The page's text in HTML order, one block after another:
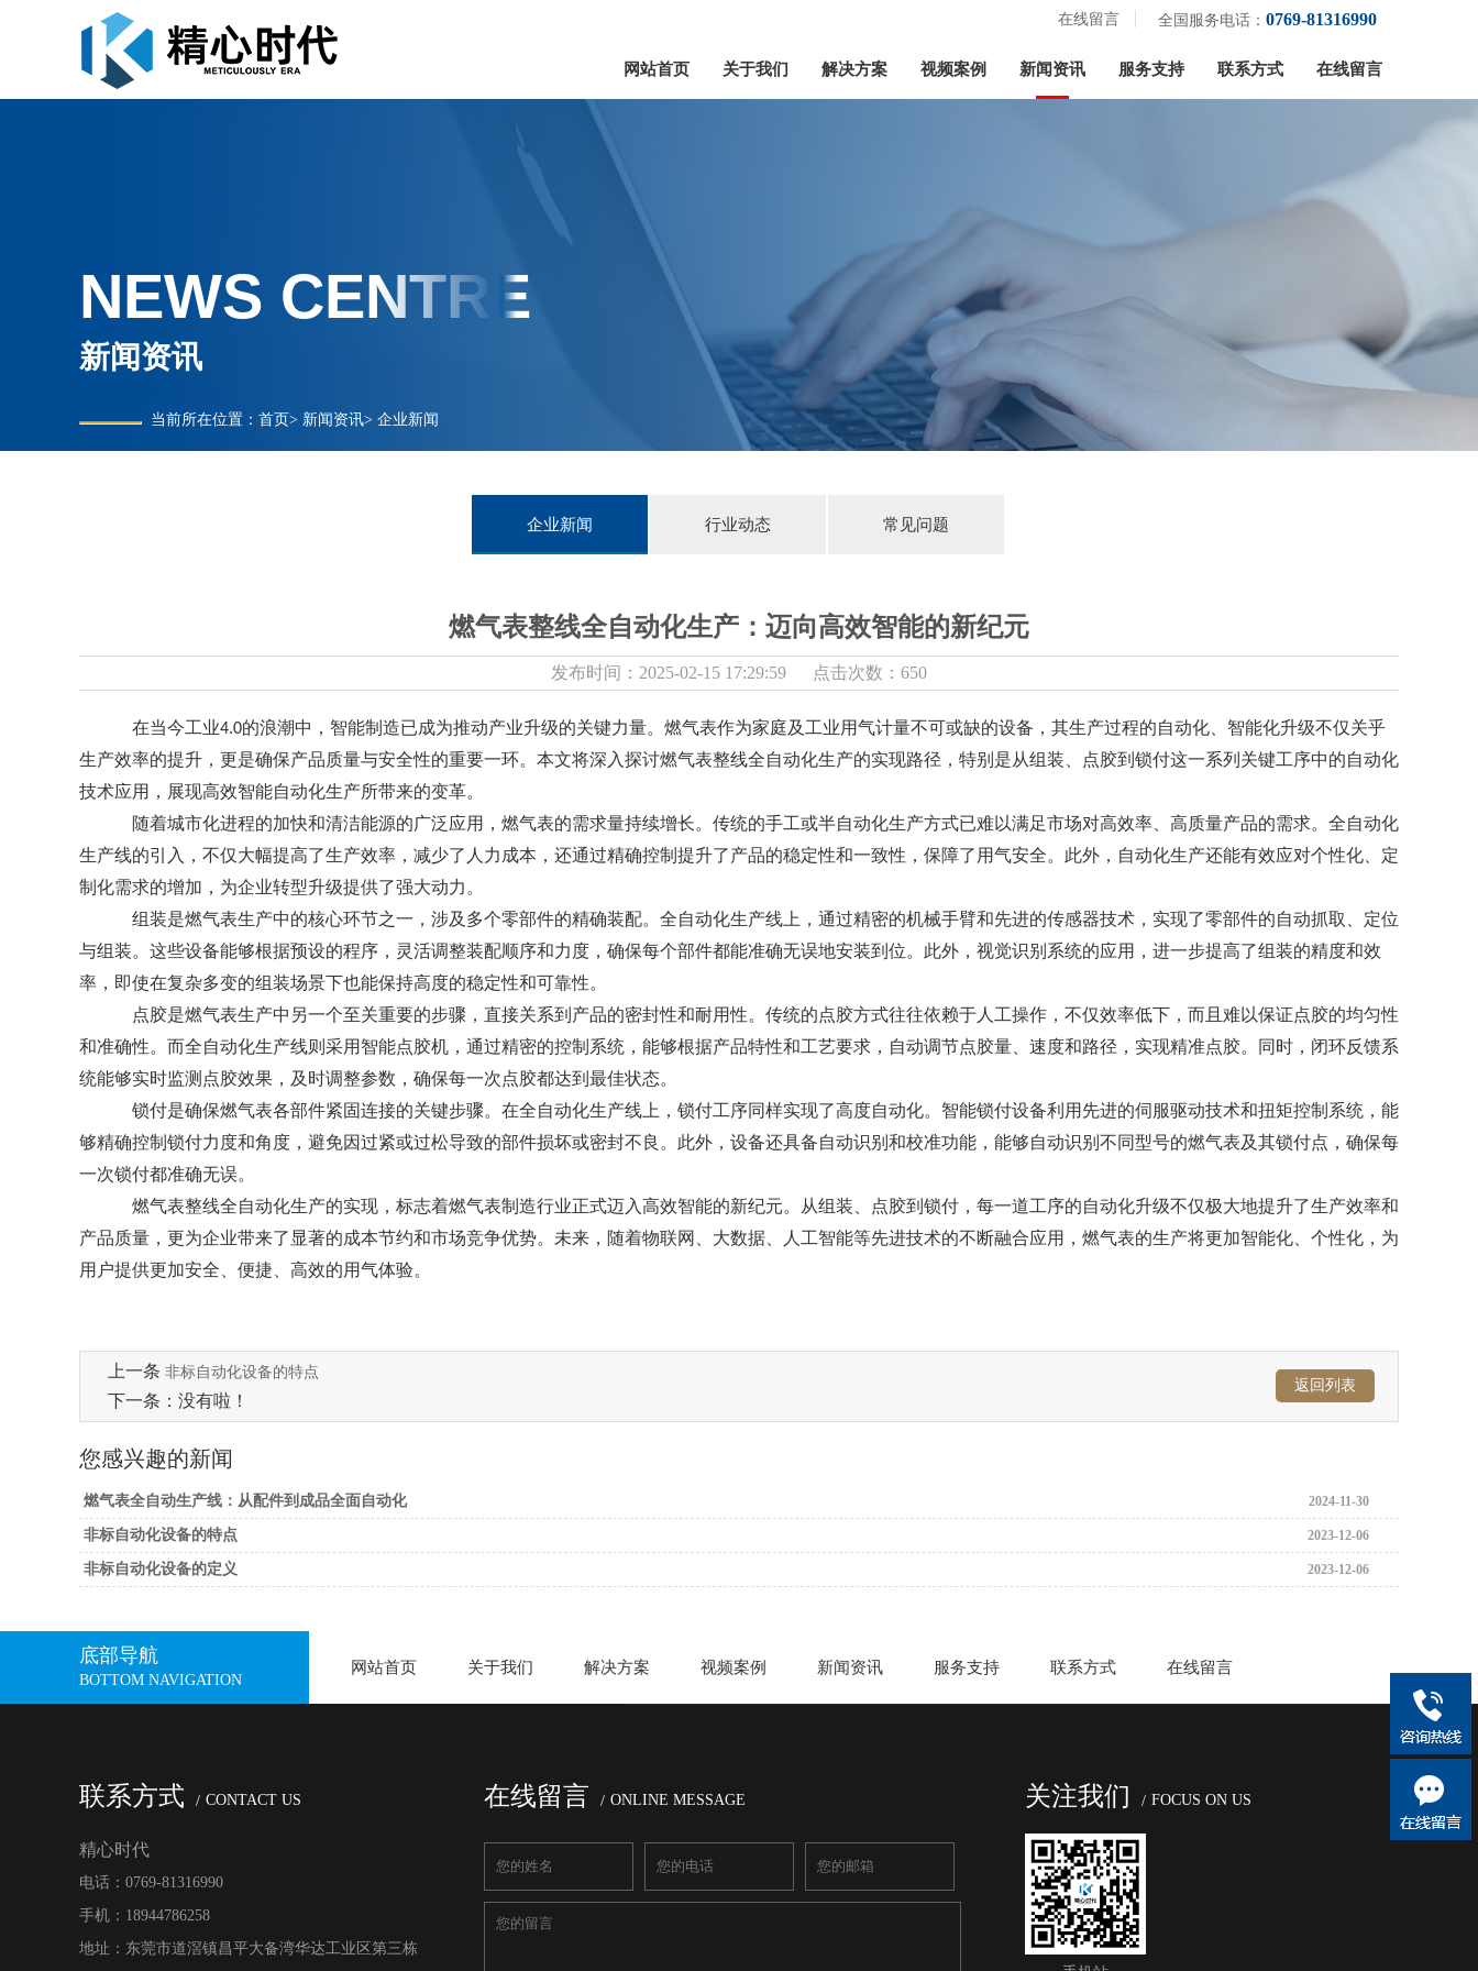
在线留言 全国服务电话： 0769-81316990
网站首页 关于我们 解决方案 视频案例 新闻资讯 服务支持 联系方式 在线留言
NEWS CENTRE
新闻资讯
当前所在位置： 首页> 新闻资讯> 企业新闻
企业新闻 行业动态 常见问题
燃气表整线全自动化生产：迈向高效智能的新纪元
发布时间：2025-02-15 17:29:59 点击次数：650
在当今工业4.0的浪潮中，智能制造已成为推动产业升级的关键力量。燃气表作为家庭及工业用气计量不可或缺的设备，其生产过程的自动化、智能化升级不仅关乎
生产效率的提升，更是确保产品质量与安全性的重要一环。本文将深入探讨燃气表整线全自动化生产的实现路径，特别是从组装、点胶到锁付这一系列关键工序中的自动化
技术应用，展现高效智能自动化生产所带来的变革。
随着城市化进程的加快和清洁能源的广泛应用，燃气表的需求量持续增长。传统的手工或半自动化生产方式已难以满足市场对高效率、高质量产品的需求。全自动化
生产线的引入，不仅大幅提高了生产效率，减少了人力成本，还通过精确控制提升了产品的稳定性和一致性，保障了用气安全。此外，自动化生产还能有效应对个性化、定
制化需求的增加，为企业转型升级提供了强大动力。
组装是燃气表生产中的核心环节之一，涉及多个零部件的精确装配。全自动化生产线上，通过精密的机械手臂和先进的传感器技术，实现了零部件的自动抓取、定位
与组装。这些设备能够根据预设的程序，灵活调整装配顺序和力度，确保每个部件都能准确无误地安装到位。此外，视觉识别系统的应用，进一步提高了组装的精度和效
率，即使在复杂多变的组装场景下也能保持高度的稳定性和可靠性。
点胶是燃气表生产中另一个至关重要的步骤，直接关系到产品的密封性和耐用性。传统的点胶方式往往依赖于人工操作，不仅效率低下，而且难以保证点胶的均匀性
和准确性。而全自动化生产线则采用智能点胶机，通过精密的控制系统，能够根据产品特性和工艺要求，自动调节点胶量、速度和路径，实现精准点胶。同时，闭环反馈系
统能够实时监测点胶效果，及时调整参数，确保每一次点胶都达到最佳状态。
锁付是确保燃气表各部件紧固连接的关键步骤。在全自动化生产线上，锁付工序同样实现了高度自动化。智能锁付设备利用先进的伺服驱动技术和扭矩控制系统，能
够精确控制锁付力度和角度，避免因过紧或过松导致的部件损坏或密封不良。此外，设备还具备自动识别和校准功能，能够自动识别不同型号的燃气表及其锁付点，确保每
一次锁付都准确无误。
燃气表整线全自动化生产的实现，标志着燃气表制造行业正式迈入高效智能的新纪元。从组装、点胶到锁付，每一道工序的自动化升级不仅极大地提升了生产效率和
产品质量，更为企业带来了显著的成本节约和市场竞争优势。未来，随着物联网、大数据、人工智能等先进技术的不断融合应用，燃气表的生产将更加智能化、个性化，为
用户提供更加安全、便捷、高效的用气体验。
上一条 非标自动化设备的特点
下一条：没有啦！
返回列表
您感兴趣的新闻
燃气表全自动生产线：从配件到成品全面自动化 2024-11-30
非标自动化设备的特点 2023-12-06
非标自动化设备的定义 2023-12-06
底部导航
BOTTOM NAVIGATION
网站首页 关于我们 解决方案 视频案例 新闻资讯 服务支持 联系方式 在线留言
联系方式 CONTACT US
精心时代
电话：0769-81316990
手机：18944786258
地址：东莞市道滘镇昌平大备湾华达工业区第三栋
在线留言 ONLINE MESSAGE 关注我们 FOCUS ON US